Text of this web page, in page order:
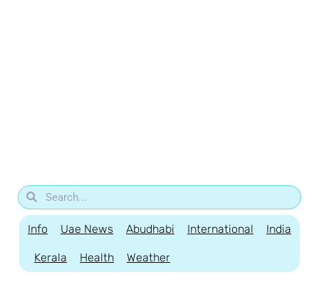
Info Uae News Abudhabi International India
Kerala Health Weather